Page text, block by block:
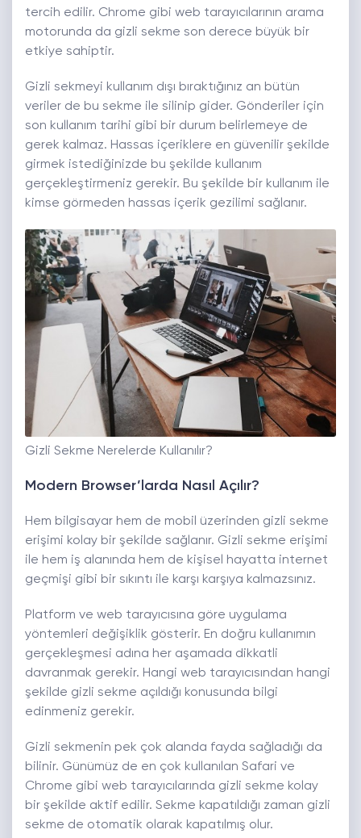
tercih edilir. Chrome gibi web tarayıcılarının arama
motorunda da gizli sekme son derece büyük bir
etkiye sahiptir.
Gizli sekmeyi kullanım dışı bıraktığınız an bütün
veriler de bu sekme ile silinip gider. Gönderiler için
son kullanım tarihi gibi bir durum belirlemeye de
gerek kalmaz. Hassas içeriklere en güvenilir şekilde
girmek istediğinizde bu şekilde kullanım
gerçekleştirmeniz gerekir. Bu şekilde bir kullanım ile
kimse görmeden hassas içerik gezilimi sağlanır.
Gizli Sekme Nerelerde Kullanılır?
Modern Browser’larda Nasıl Açılır?
Hem bilgisayar hem de mobil üzerinden gizli sekme
erişimi kolay bir şekilde sağlanır. Gizli sekme erişimi
ile hem iş alanında hem de kişisel hayatta internet
geçmişi gibi bir sıkıntı ile karşı karşıya kalmazsınız.
Platform ve web tarayıcısına göre uygulama
yöntemleri değişiklik gösterir. En doğru kullanımın
gerçekleşmesi adına her aşamada dikkatli
davranmak gerekir. Hangi web tarayıcısından hangi
şekilde gizli sekme açıldığı konusunda bilgi
edinmeniz gerekir.
Gizli sekmenin pek çok alanda fayda sağladığı da
bilinir. Günümüz de en çok kullanılan Safari ve
Chrome gibi web tarayıcılarında gizli sekme kolay
bir şekilde aktif edilir. Sekme kapatıldığı zaman gizli
sekme de otomatik olarak kapatılmış olur.